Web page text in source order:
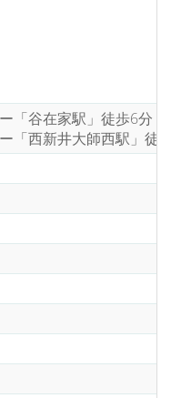
「谷在家駅」徒歩6分
「西新井大師西駅」徒